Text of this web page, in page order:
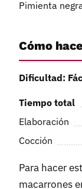
Pimienta
Cómo
Dificultad:
Tiempo total
Elaboración
Cocción
Para hacer
macarrones